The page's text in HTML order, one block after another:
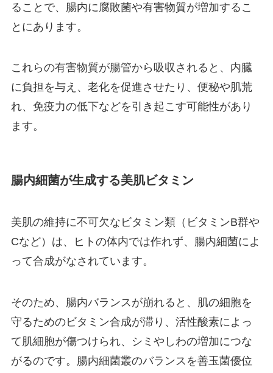
ることで、腸内に腐敗菌や有害物質が増加するこ
とにあります。
これらの有害物質が腸管から吸収されると、内臓
に負担を与え、老化を促進させたり、便秘や肌荒
れ、免疫力の低下などを引き起こす可能性があり
ます。
腸内細菌が生成する美肌ビタミン
美肌の維持に不可欠なビタミン類（ビタミンB群や
Cなど）は、ヒトの体内では作れず、腸内細菌によ
って合成がなされています。
そのため、腸内バランスが崩れると、肌の細胞を
守るためのビタミン合成が滞り、活性酸素によっ
て肌細胞が傷つけられ、シミやしわの増加につな
がるのです。腸内細菌叢のバランスを善玉菌優位